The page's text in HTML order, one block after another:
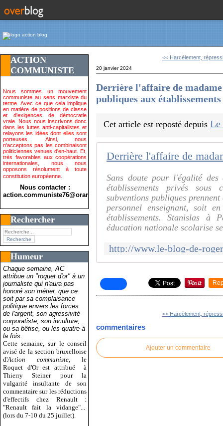
ACTION
COMMUNISTE
Nous sommes un mouvement
communiste au sens marxiste du
terme. Avec ce que cela implique
en matière de positions de classe
et d'exigences de démocratie
vraie. Nous nous inscrivons donc
dans les luttes anti-capitalistes et
relayons les idées dont elles sont
porteuses. Ainsi, nous
n'acceptons pas les combinaisont
politiciennes venues d'en-haut. Et,
très favorables aux coopérations
internationales, nous nous
opposons résolument à toute
constitution européenne.
Nous contacter :
action.communiste76@orange.fr>
Rechercher
Humeur
Chaque semaine, AC
attribue un "roquet d'or" à un
journaliste qui n'aura pas
honoré son métier, que ce
soit par sa complaisance
politique envers les forces
de l'argent, son agressivité
corporatiste, son inculture,
ou sa bêtise, ou les quatre à
la fois.
Cette semaine, sur le conseil
avisé de la section bruxelloise
d'Action communiste , le
Roquet d'Or est attribué
à
Thierry Steiner pour la
vulgarité insultante de son
commentaire sur les réductions
d'effectifs chez Renault :
"Renault fait la vidange"...
(lors du 7-10 du 25 juillet).
<< Harcèlement,
20 janvier 2024
Derrière l'affaire de
publiques aux
Cet article est reposté depuisLe
Sans doute pour l'égalité
établissements privés sous
subventions publiques
personnel enseignant, soit
établissements. Stanislas
éducation nationale scolarise
<< Harcèlement,
commentaires
Ajouter un commentaire